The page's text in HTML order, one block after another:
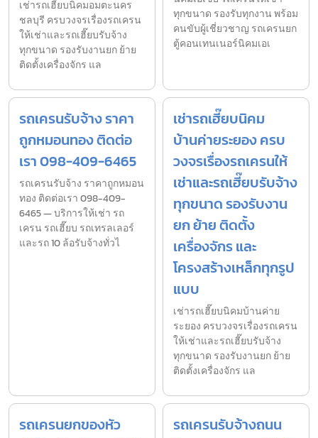
เช่ารถเฮี๊ยบนิคมอมตะนคร
ชลบุรี ครบวงจรเรื่องรถเครน
ให้เช่าและรถเฮี๊ยบรับจ้าง
ทุกขนาด รองรับงานยก ย้าย
ติดตั้งเครื่องจักร แล
ทุกขนาด รองรับทุกงาน พร้อม
คนขับผู้เชี่ยวชาญ รถเครนยก
ตู้คอนเทนเนอร์นิคมเอเ
รถเครนรับจ้าง ราคา
ถูกหมอนทอง ติดต่อ
เรา 098-409-6465
รถเครนรับจ้าง ราคาถูกหมอน
ทอง ติดต่อเรา 098-409-
6465 — บริการให้เช่า รถ
เครน รถเฮี๊ยบ รถเทรลเลอร์
และรถ 10 ล้อรับจ้างทั่วไ
เช่ารถเฮี๊ยบนิคม
บ้านค่ายระยอง ครบ
วงจรเรื่องรถเครนให้
เช่าและรถเฮี๊ยบรับจ้าง
ทุกขนาด รองรับงาน
ยก ย้าย ติดตั้ง
เครื่องจักร และ
โครงสร้างเหล็กทุกรูป
แบบ
เช่ารถเฮี๊ยบนิคมบ้านค่าย
ระยอง ครบวงจรเรื่องรถเครน
ให้เช่าและรถเฮี๊ยบรับจ้าง
ทุกขนาด รองรับงานยก ย้าย
ติดตั้งเครื่องจักร แล
รถเครนยกของหัว
รถเครนรับจ้างถนน